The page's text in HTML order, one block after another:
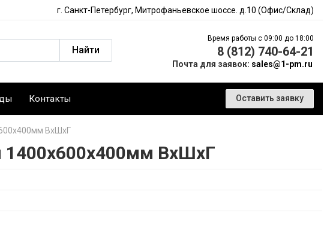
г. Санкт-Петербург, Митрофаньевское шоссе. д.10 (Офис/Склад)
Найти
Время работы с 09:00 до 18:00
8 (812) 740-64-21
Почта для заявок: sales@1-pm.ru
Контакты Оставить заявку
ВхШхГ
1400х600х400мм ВхШхГ